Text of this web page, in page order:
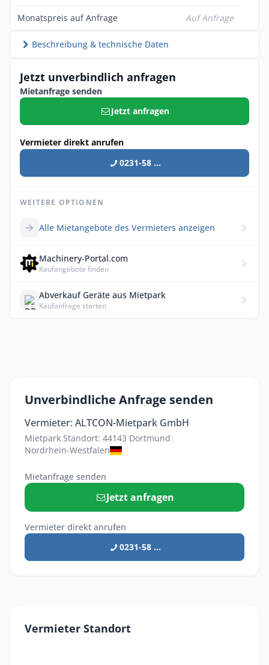
Monatspreis auf Anfrage Auf Anfrage
Beschreibung & technische Daten
Jetzt unverbindlich anfragen
Mietanfrage senden
Jetzt anfragen
Vermieter direkt anrufen
0231-58 ...
WEITERE OPTIONEN
Alle Mietangebote des Vermieters anzeigen
Machinery-Portal.com
Kaufangebote finden
Abverkauf Geräte aus Mietpark
Kaufanfrage starten
Unverbindliche Anfrage senden
Vermieter: ALTCON-Mietpark GmbH
Mietpark Standort: 44143 Dortmund |
Nordrhein-Westfalen
Mietanfrage senden
Jetzt anfragen
Vermieter direkt anrufen
0231-58 ...
Vermieter Standort